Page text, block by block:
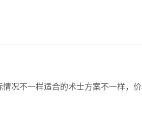
况不一样适合的术士方案不一样，